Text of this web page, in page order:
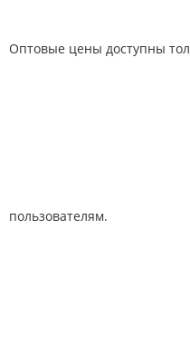
Оптовые цены доступны
пользователям.